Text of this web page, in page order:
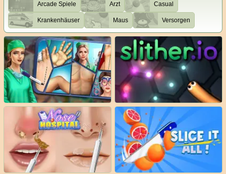
Arcade Spiele Arzt Casual
Krankenhäuser Maus Versorgen